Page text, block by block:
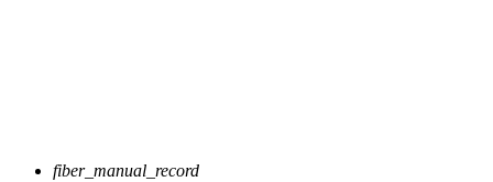
fiber_manual_record